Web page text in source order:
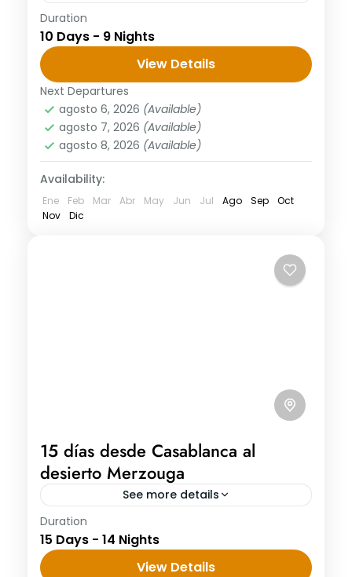
10 días desde Fez Ciudades Imperiales al
Desierto Día 1: Aeropuerto - Fez 10 días
desde Fez ciudades Imperiales al desierto,
recepción en el aeropuerto,...
Duration
10 Days - 9 Nights
View Details
Next Departures
agosto 6, 2026 (Available)
agosto 7, 2026 (Available)
agosto 8, 2026 (Available)
Availability:
Ene Feb Mar Abr May Jun Jul Ago Sep
Oct
Nov
Dic
15 días desde Casablanca al
desierto Merzouga
See more details
15 días desde Casablanca al desierto
Merzouga Día 1: Casablanca Llegada a
Aeropuerto de Casablanca 15 días desde
Duration
15 Days - 14 Nights
View Details